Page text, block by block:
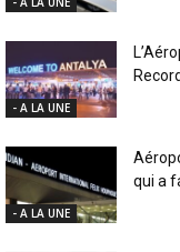
- A LA UNE
- A LA UNE
qui a